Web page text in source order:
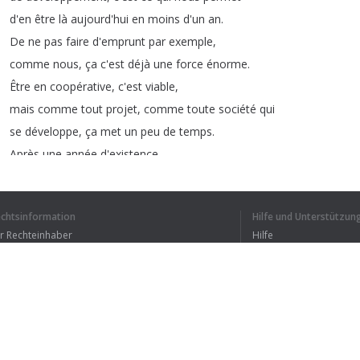
d'en être là aujourd'hui en moins d'un an.
De ne pas faire d'emprunt par exemple,
comme nous, ça c'est déjà une force énorme.
Être en coopérative, c'est viable,
mais comme tout projet, comme toute société qui
se développe, ça met un peu de temps.
Après une année d'existence
Rechteinhaber
Hilfe und
Hilfe